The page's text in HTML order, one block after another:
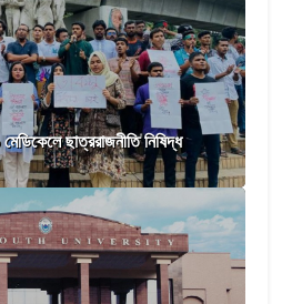
ছাত্ররাজনীতি নিষিদ্ধ